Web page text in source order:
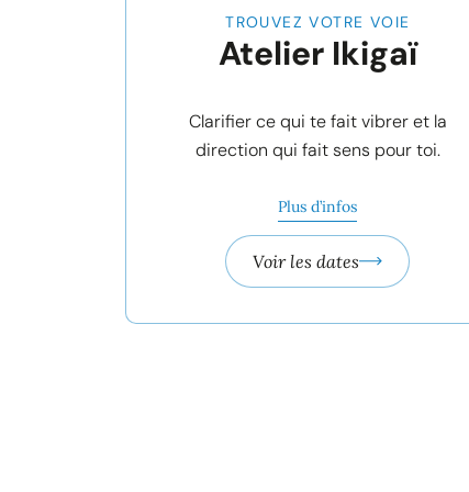
TROUVEZ VOTRE VOIE
Atelier Ikigaï
Clarifier ce qui te fait vibrer et la
direction qui fait sens pour toi.
Plus d’infos
Voir les dates